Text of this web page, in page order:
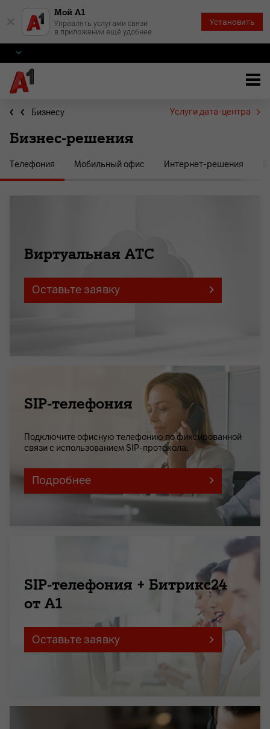
Мой А1
Управлять услугами связи
в приложении ещё удобнее
Установить
Бизнесу Услуги дата-центра
Бизнес-решения
Телефония Мобильный офис Интернет-решения
Виртуальная АТС
Оставьте заявку
SIP-телефония
Подключите офисную телефонию по фиксированной
связи с использованием SIP-протокола.
Подробнее
SIP-телефония + Битрикс24
от А1
Оставьте заявку